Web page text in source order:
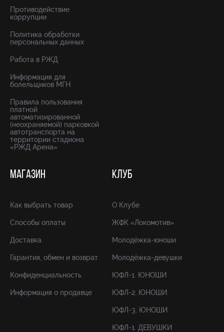
Противодействие
коррупции
Политика обработки
персональных данных
Работа в РЖД
Информация для
болельщиков МГН
Правила пользования
платной
автоматизированной
(неохраняемой) парковкой
автотранспорта на
территории стадиона
«РЖД Арена»
МАГАЗИН
Как выбрать товар
Способы оплаты
Доставка
Гарантия, обмен и возврат
Конфиденциальность
Информация о продавце
КЛУБ
О Клубе
ЖФК «Локомотив»
Молодёжка-юноши
Молодёжка-девушки
ЮФЛ-1. ЮНОШИ
ЮФЛ-2. ЮНОШИ
ЮФЛ-3. ЮНОШИ
ЮФЛ-1. ДЕВУШКИ